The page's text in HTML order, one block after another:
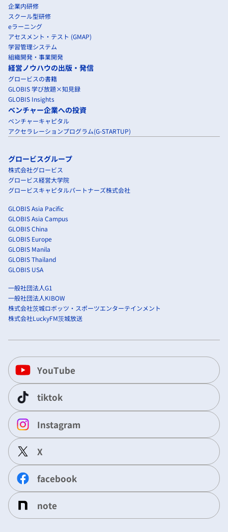
企業内研修
スクール型研修
eラーニング
アセスメント・テスト (GMAP)
学習管理システム
組織開発・事業開発
経営ノウハウの出版・発信
グロービスの書籍
GLOBIS 学び放題×知見録
GLOBIS Insights
ベンチャー企業への投資
ベンチャーキャピタル
アクセラレーションプログラム(G-STARTUP)
グロービスグループ
株式会社グロービス
グロービス経営大学院
グロービスキャピタルパートナーズ株式会社
GLOBIS Asia Pacific
GLOBIS Asia Campus
GLOBIS China
GLOBIS Europe
GLOBIS Manila
GLOBIS Thailand
GLOBIS USA
一般社団法人G1
一般社団法人KIBOW
株式会社茨城ロボッツ・スポーツエンターテインメント
株式会社LuckyFM茨城放送
YouTube
tiktok
Instagram
X
facebook
note